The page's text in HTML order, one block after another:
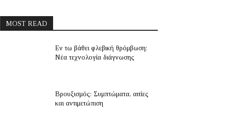
MOST READ
Εν τω βάθει φλεβική θρόμβωση:
Νέα τεχνολογία διάγνωσης
Βρουξισμός: Συμπτώματα, αιτίες
και αντιμετώπιση